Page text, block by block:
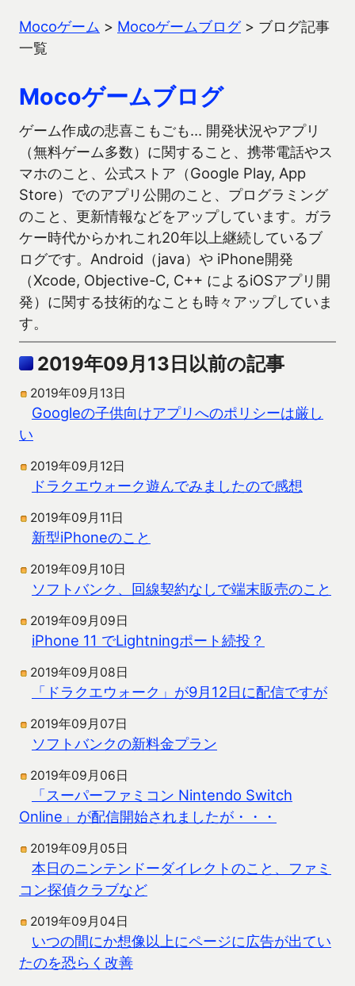
Mocoゲーム > Mocoゲームブログ> ブログ記事
一覧
Mocoゲームブログ
ゲーム作成の悲喜こもごも… 開発状況やアプリ
（無料ゲーム多数）に関すること、携帯電話やス
マホのこと、公式ストア（Google Play, App
Store）でのアプリ公開のこと、プログラミング
のこと、更新情報などをアップしています。ガラ
ケー時代からかれこれ20年以上継続しているブ
ログです。Android（java）や iPhone開発
（Xcode, Objective-C, C++ によるiOSアプリ開
発）に関する技術的なことも時々アップしていま
す。
2019年09月13日以前の記事
2019年09月13日
Googleの子供向けアプリへのポリシーは厳し
い
2019年09月12日
ドラクエウォーク遊んでみましたので感想
2019年09月11日
新型iPhoneのこと
2019年09月10日
ソフトバンク、回線契約なしで端末販売のこと
2019年09月09日
iPhone 11 でLightningポート続投？
2019年09月08日
「ドラクエウォーク」が9月12日に配信ですが
2019年09月07日
ソフトバンクの新料金プラン
2019年09月06日
「スーパーファミコン Nintendo Switch
Online」が配信開始されましたが・・・
2019年09月05日
本日のニンテンドーダイレクトのこと、ファミ
コン探偵クラブなど
2019年09月04日
いつの間にか想像以上にページに広告が出てい
たのを恐らく改善